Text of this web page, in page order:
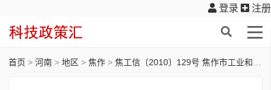
登录 注册
首页 > 河南 > 地区 > 焦作 > 焦工信〔2010〕129号 焦作市工业和信息化局关于对全市高技术工业企业基本情况调查的通知